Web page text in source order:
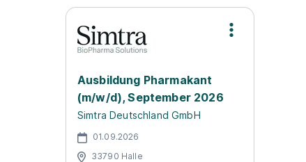
Ausbildung Pharmakant
(m/w/d), September 2026
Simtra Deutschland GmbH
01.09.2026
33790 Halle